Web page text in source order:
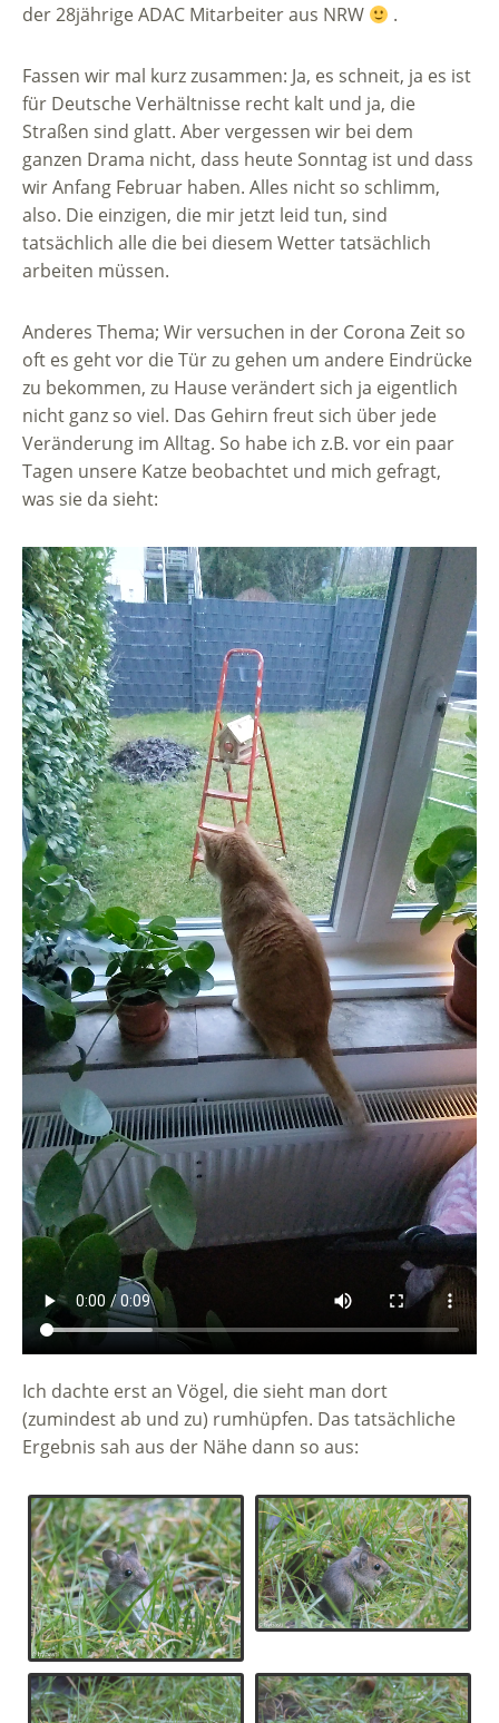
der 28jährige ADAC Mitarbeiter aus NRW
.
Fassen wir mal kurz zusammen: Ja, es schneit, ja es ist
für Deutsche Verhältnisse recht kalt und ja, die
Straßen sind glatt. Aber vergessen wir bei dem
ganzen Drama nicht, dass heute Sonntag ist und dass
wir Anfang Februar haben. Alles nicht so schlimm,
also. Die einzigen, die mir jetzt leid tun, sind
tatsächlich alle die bei diesem Wetter tatsächlich
arbeiten müssen.
Anderes Thema; Wir versuchen in der Corona Zeit so
oft es geht vor die Tür zu gehen um andere Eindrücke
zu bekommen, zu Hause verändert sich ja eigentlich
nicht ganz so viel. Das Gehirn freut sich über jede
Veränderung im Alltag. So habe ich z.B. vor ein paar
Tagen unsere Katze beobachtet und mich gefragt,
was sie da sieht:
Ich dachte erst an Vögel, die sieht man dort
(zumindest ab und zu) rumhüpfen. Das tatsächliche
Ergebnis sah aus der Nähe dann so aus: